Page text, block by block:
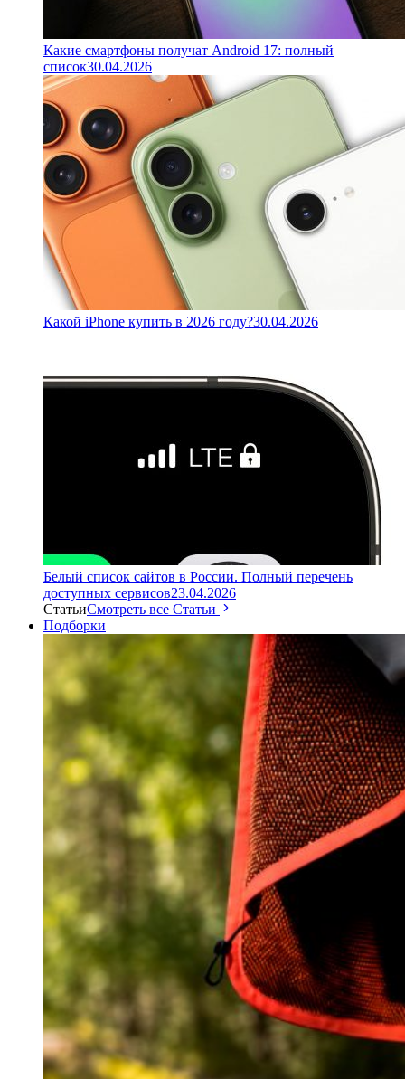
Какие смартфоны получат Android 17: полный
список30.04.2026
Какой iPhone купить в 2026 году?30.04.2026
Белый список сайтов в России. Полный перечень
доступных сервисов23.04.2026
СтатьиСмотреть все Статьи
Подборки